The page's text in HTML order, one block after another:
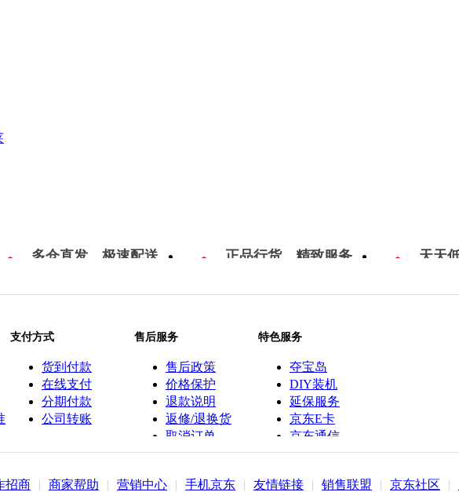
多仓直发，极速配送 正品行货，精致服务 天天
支付方式
货到付款
在线支付
分期付款
公司转账
售后服务
售后政策
价格保护
退款说明
返修/退换货
取消订单
特色服务
夺宝岛
DIY装机
延保服务
京东E卡
京东通信
京鱼座智能
招商 | 商家帮助 | 营销中心 | 手机京东 | 友情链接 | 销售联盟 | 京东社区 |